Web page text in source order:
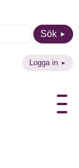
Sök
Logga in